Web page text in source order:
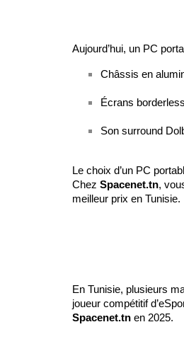
Aujourd’hui, un PC
Châssis en
Écrans
Son surround
Le choix d’un PC
Chez Spacenet.tn,
meilleur prix en Tunisie.
En Tunisie, plusieurs
Spacenet.tn en 2025.